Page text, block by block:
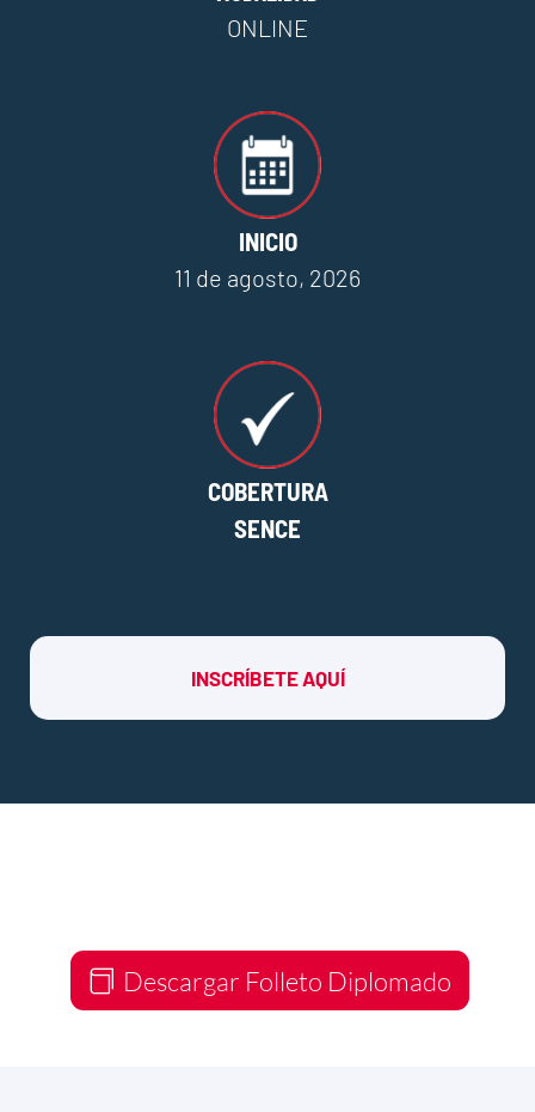
ONLINE
INICIO
11 de agosto, 2026
COBERTURA
SENCE
INSCRÍBETE AQUÍ
Descargar Folleto Diplomado